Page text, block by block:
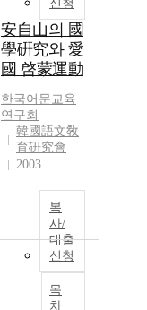
신청
安自山의 國
學硏究와 愛
國 啓蒙運動
한국어문교육
연구회
韓國語文敎
育硏究會
2003
복
사/
대출
신청
목
차